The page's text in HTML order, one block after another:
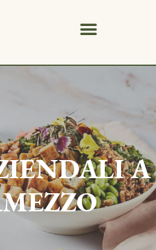
A